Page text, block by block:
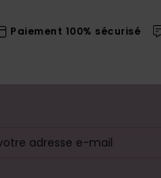
Paiement 100% sécurisé